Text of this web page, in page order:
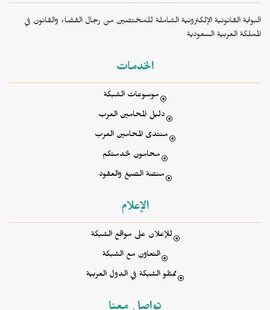
البوابة القانونية الإلكترونية الشاملة للمختصين من رجال القضاء والقانون في
المملكة العربية السعودية
الخدمات
موسوعات الشبكة
دليل المحامين العرب
منتدى المحامين العرب
محامون لخدمتكم
منصة الصيغ والعقود
الإعلام
للإعلان على مواقع الشبكة
التعاون مع الشبكة
ممثلو الشبكة في الدول العربية